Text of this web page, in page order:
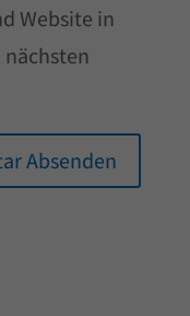
Website in